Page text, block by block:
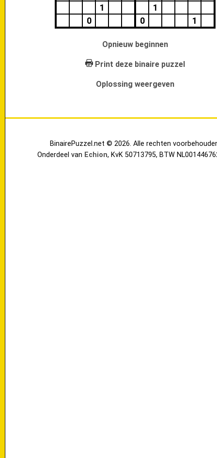
1
1
0
0 1
Opnieuw beginnen
Print deze binaire puzzel
Oplossing weergeven
BinairePuzzel.net © 2026. Alle rechten
Onderdeel van Echion, KvK 50713795, BTW